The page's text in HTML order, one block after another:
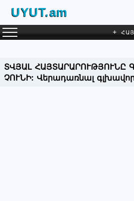
UYUT.am
+
ՏՎՅԱԼ ՀԱՅՏԱՐԱՐՈՒԹՅՈՒՆԸ
ՉՈՒՆԻ: Վերադառնալ